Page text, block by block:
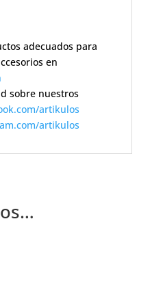
adecuados para
en
sobre nuestros
artikulos
artikulos